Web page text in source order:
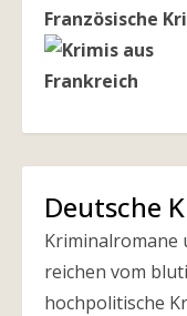
Französische
Deutsche
Kriminalromane
reichen vom
hochpolitische